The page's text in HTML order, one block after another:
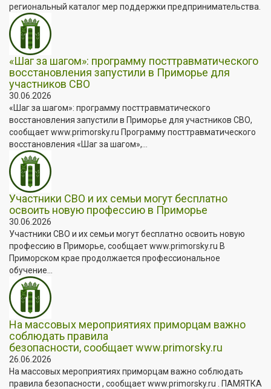
региональный каталог мер поддержки предпринимательства.
«Шаг за шагом»: программу посттравматического
восстановления запустили в Приморье для
участников СВО
30.06.2026
«Шаг за шагом»: программу посттравматического
восстановления запустили в Приморье для участников СВО,
сообщает www.primorsky.ru Программу посттравматического
восстановления «Шаг за шагом»,...
Участники СВО и их семьи могут бесплатно
освоить новую профессию в Приморье
30.06.2026
Участники СВО и их семьи могут бесплатно освоить новую
профессию в Приморье, сообщает www.primorsky.ru В
Приморском крае продолжается профессиональное
обучение...
На массовых мероприятиях приморцам важно
соблюдать правила
безопасности, сообщает www.primorsky.ru
26.06.2026
На массовых мероприятиях приморцам важно соблюдать
правила безопасности , сообщает www.primorsky.ru . ПАМЯТКА